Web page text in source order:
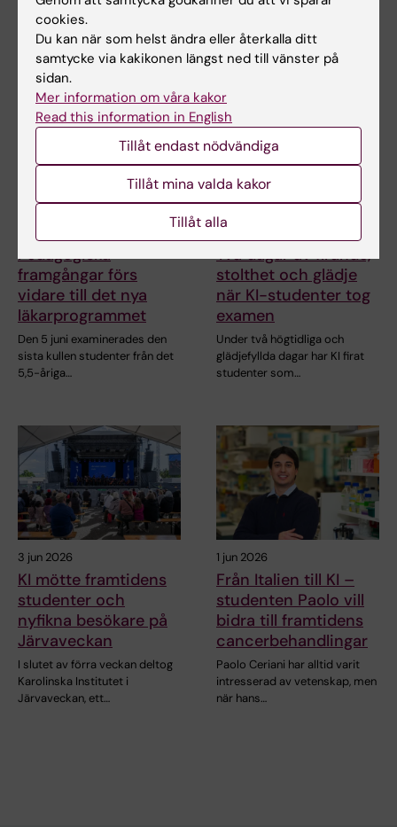
När Gottfrid Rehnman och
hans kursare på det 5,5-åriga
läkarprogrammet går…
sista kullen studenter från det
5,5-åriga…
Pedagogiska
framgångar förs
vidare till det nya
läkarprogrammet
Den 5 juni examinerades den
sista kullen studenter från det
5,5-åriga…
10 jun 2026
Två dagar av firande,
stolthet och glädje
när KI-studenter tog
examen
Under två högtidliga och
glädjefyllda dagar har KI firat
studenter som…
3 jun 2026
KI mötte framtidens
studenter och
nyfikna besökare på
Järvaveckan
I slutet av förra veckan deltog
Karolinska Institutet i
Järvaveckan, ett…
1 jun 2026
Från Italien till KI –
studenten Paolo vill
bidra till framtidens
cancerbehandlingar
Paolo Ceriani har alltid varit
intresserad av vetenskap, men
när hans…
cookies.
Du kan när som helst ändra eller återkalla ditt
samtycke via kakikonen längst ned till vänster på
sidan.
Mer information om våra kakor
Read this information in English
Tillåt endast nödvändiga
Tillåt mina valda kakor
Tillåt alla